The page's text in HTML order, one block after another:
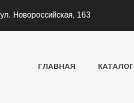
Новороссийская, 163
ГЛАВНАЯ КАТАЛОГ